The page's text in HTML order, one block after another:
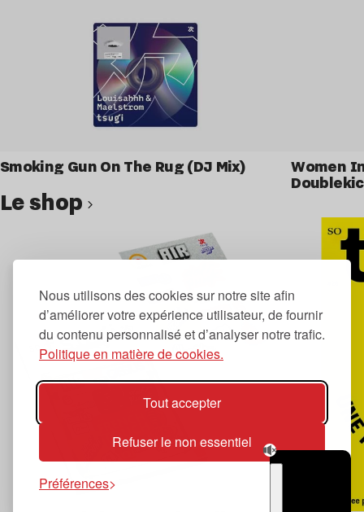
Nous utilisons des cookies sur notre site afin
d’améliorer votre expérience utilisateur, de fournir
du contenu personnalisé et d’analyser notre trafic.
Politique en matière de cookies.
Tout accepter
Refuser le non essentiel
Préférences
Smoking Gun On The Rug (DJ Mix) Women
Le shop